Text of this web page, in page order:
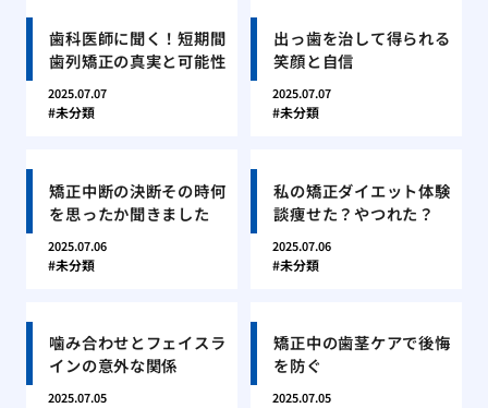
歯科医師に聞く！短期間
歯列矯正の真実と可能性
2025.07.07
未分類
出っ歯を治して得られる
笑顔と自信
2025.07.07
未分類
矯正中断の決断その時何
を思ったか聞きました
2025.07.06
未分類
私の矯正ダイエット体験
談痩せた？やつれた？
2025.07.06
未分類
噛み合わせとフェイスラ
インの意外な関係
2025.07.05
矯正中の歯茎ケアで後悔
を防ぐ
2025.07.05